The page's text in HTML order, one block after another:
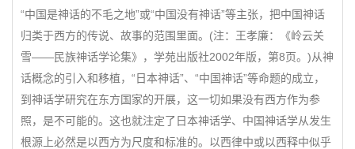
“中国是神话的不毛之地”或“中国没有神话”等主张，把中国神话
归类于西方的传说、故事的范围里面。(注：王孝廉：《岭云关
雪——民族神话学论集》，学苑出版社2002年版，第8页。)从神
话概念的引入和移植，“日本神话”、“中国神话”等命题的成立，
到神话学研究在东方国家的开展，这一切如果没有西方作为参
照，是不可能的。这也就注定了日本神话学、中国神话学从发生
根源上必然是以西方为尺度和标准的。以西律中或以西释中似乎